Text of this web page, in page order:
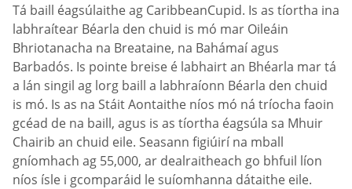
Tá baill éagsúlaithe ag CaribbeanCupid. Is as tíortha ina
labhraítear Béarla den chuid is mó mar Oileáin
Bhriotanacha na Breataine, na Bahámaí agus
Barbadós. Is pointe breise é labhairt an Bhéarla mar tá
a lán singil ag lorg baill a labhraíonn Béarla den chuid
is mó. Is as na Stáit Aontaithe níos mó ná tríocha faoin
gcéad de na baill, agus is as tíortha éagsúla sa Mhuir
Chairib an chuid eile. Seasann figiúirí na mball
gníomhach ag 55,000, ar dealraitheach go bhfuil líon
níos ísle i gcomparáid le suíomhanna dátaithe eile.